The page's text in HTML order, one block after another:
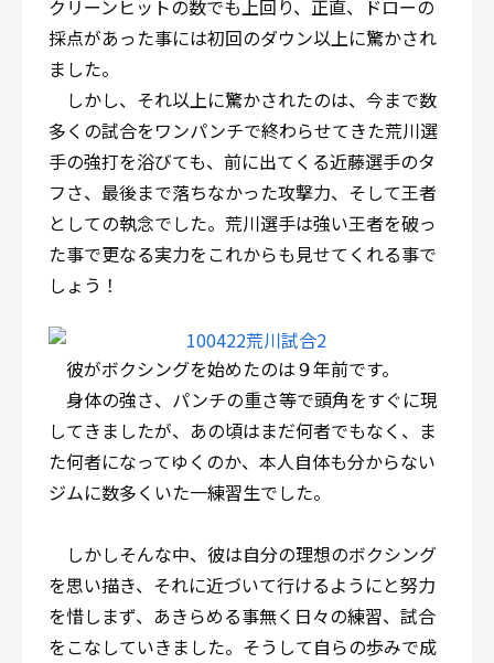
クリーンヒットの数でも上回り、正直、ドローの
採点があった事には初回のダウン以上に驚かされ
ました。
しかし、それ以上に驚かされたのは、今まで数
多くの試合をワンパンチで終わらせてきた荒川選
手の強打を浴びても、前に出てくる近藤選手のタ
フさ、最後まで落ちなかった攻撃力、そして王者
としての執念でした。荒川選手は強い王者を破っ
た事で更なる実力をこれからも見せてくれる事で
しょう！
彼がボクシングを始めたのは９年前です。
身体の強さ、パンチの重さ等で頭角をすぐに現
してきましたが、あの頃はまだ何者でもなく、ま
た何者になってゆくのか、本人自体も分からない
ジムに数多くいた一練習生でした。
しかしそんな中、彼は自分の理想のボクシング
を思い描き、それに近づいて行けるようにと努力
を惜しまず、あきらめる事無く日々の練習、試合
をこなしていきました。そうして自らの歩みで成